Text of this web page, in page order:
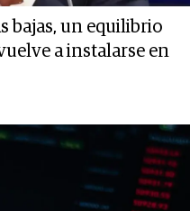
bajas, un equilibrio
a instalarse en